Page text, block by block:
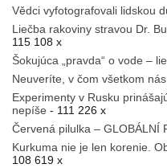
Vědci vyfotografovali lidskou
Liečba rakoviny stravou Dr.
115 108 x
Šokujúca „pravda“ o vode –
Neuveríte, v čom všetkom
Experimenty v Rusku
nepíše - 111 226 x
Červená pilulka – GLOBÁLNÍ
Kurkuma nie je len korenie.
108 619 x